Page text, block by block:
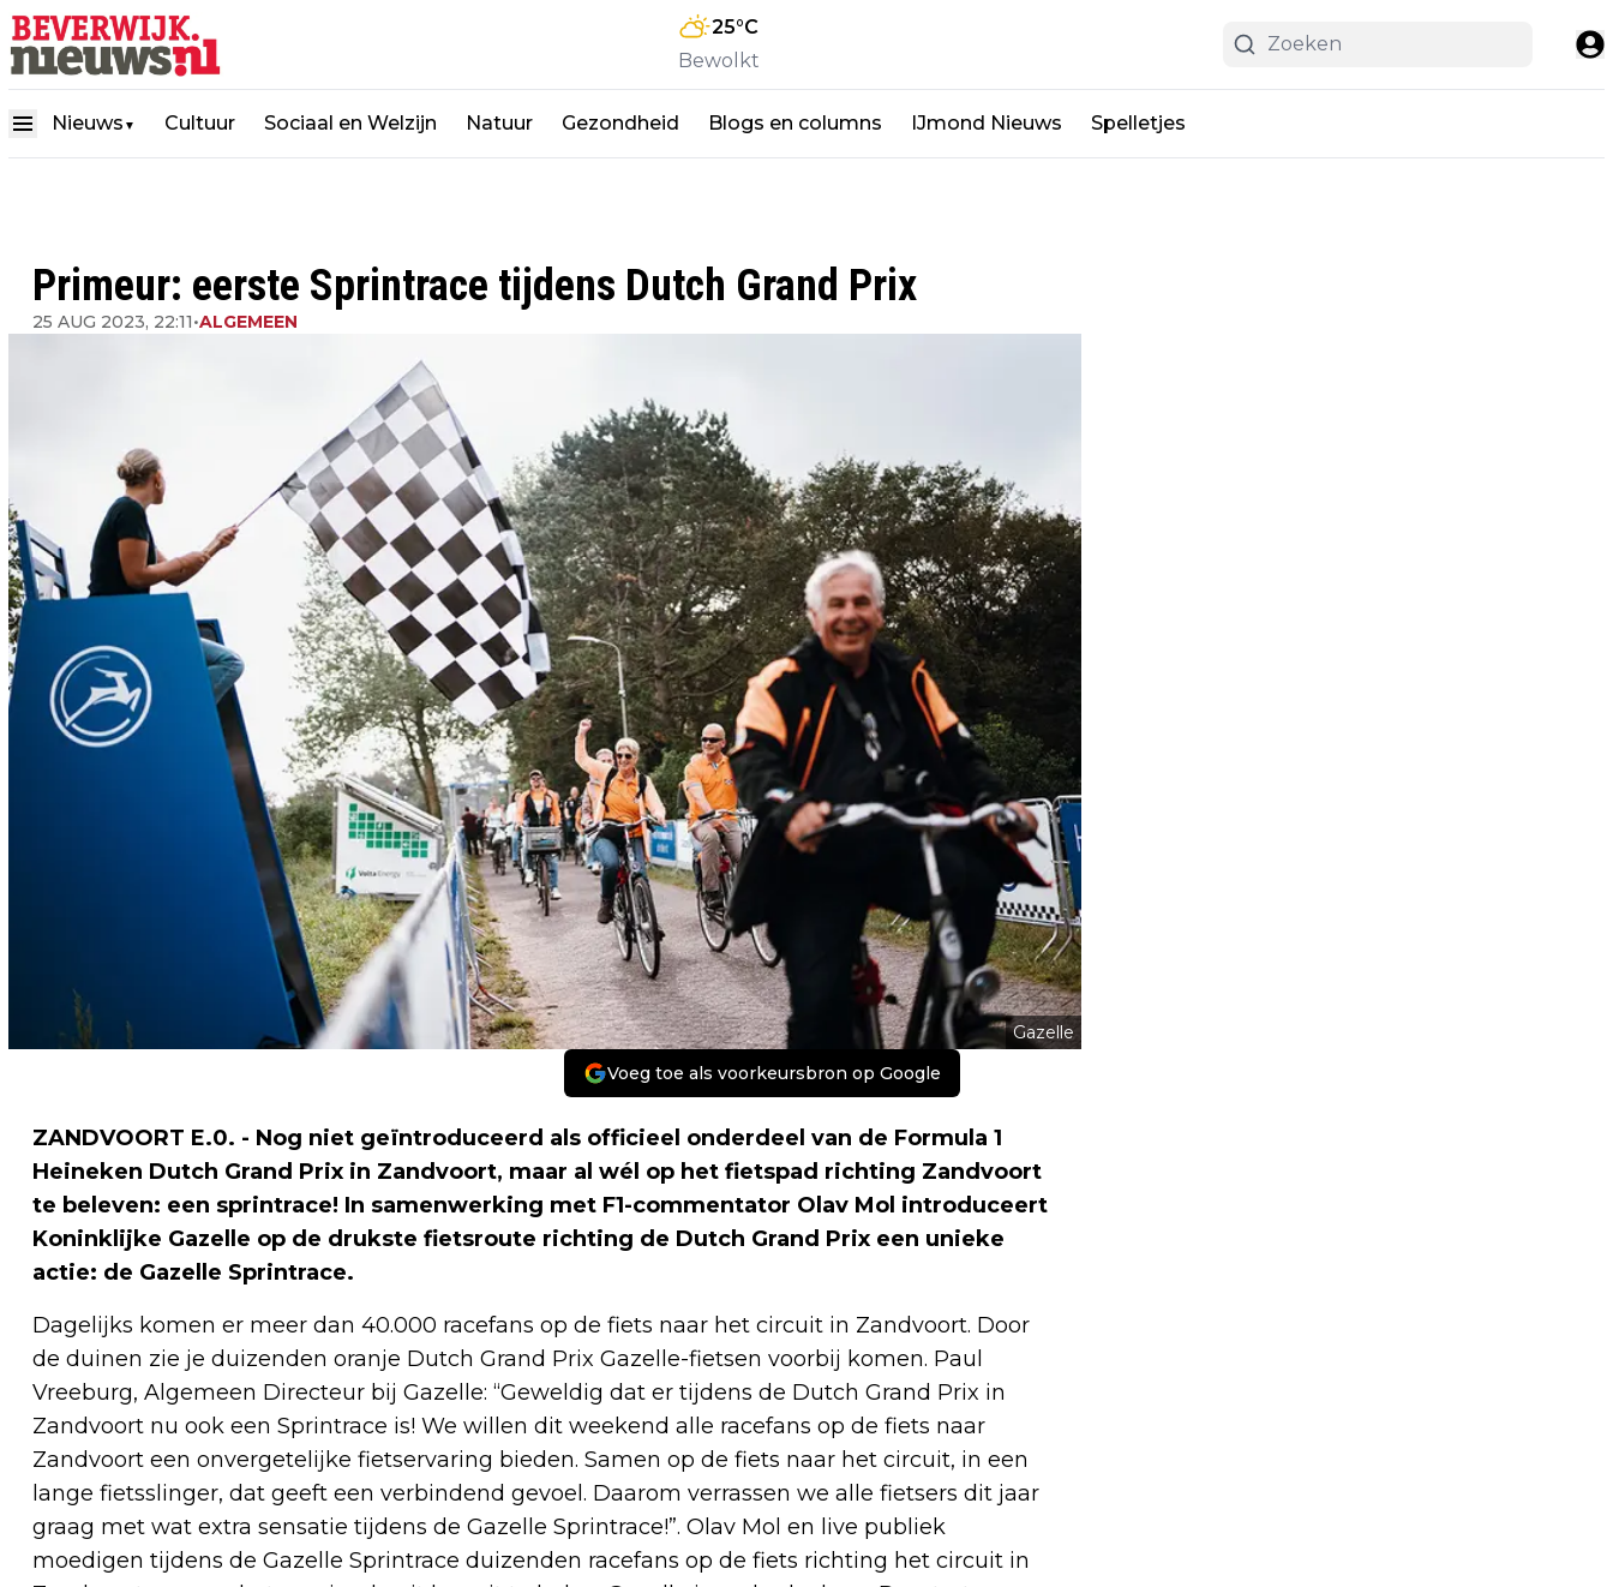
25°C
Bewolkt
Nieuws ▼ Cultuur Sociaal en Welzijn Natuur Gezondheid Blogs en columns IJmond Nieuws Spelletjes
Primeur: eerste Sprintrace tijdens Dutch Grand Prix
25 AUG 2023, 22:11•ALGEMEEN
Gazelle
Voeg toe als voorkeursbron op Google
ZANDVOORT E.0. - Nog niet geïntroduceerd als officieel onderdeel van de Formula 1
Heineken Dutch Grand Prix in Zandvoort, maar al wél op het fietspad richting Zandvoort
te beleven: een sprintrace! In samenwerking met F1-commentator Olav Mol introduceert
Koninklijke Gazelle op de drukste fietsroute richting de Dutch Grand Prix een unieke
actie: de Gazelle Sprintrace.
Dagelijks komen er meer dan 40.000 racefans op de fiets naar het circuit in Zandvoort. Door
de duinen zie je duizenden oranje Dutch Grand Prix Gazelle-fietsen voorbij komen. Paul
Vreeburg, Algemeen Directeur bij Gazelle: “Geweldig dat er tijdens de Dutch Grand Prix in
Zandvoort nu ook een Sprintrace is! We willen dit weekend alle racefans op de fiets naar
Zandvoort een onvergetelijke fietservaring bieden. Samen op de fiets naar het circuit, in een
lange fietsslinger, dat geeft een verbindend gevoel. Daarom verrassen we alle fietsers dit jaar
graag met wat extra sensatie tijdens de Gazelle Sprintrace!”. Olav Mol en live publiek
moedigen tijdens de Gazelle Sprintrace duizenden racefans op de fiets richting het circuit in